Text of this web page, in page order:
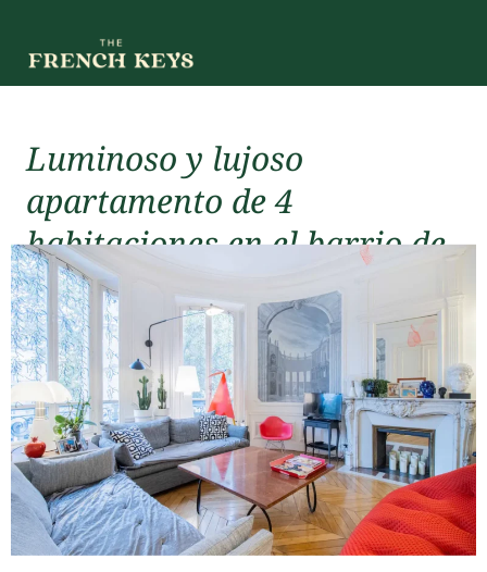
Luminoso y lujoso
apartamento de 4
habitaciones en el barrio de
Jorge V
En alquiler (corta duración)